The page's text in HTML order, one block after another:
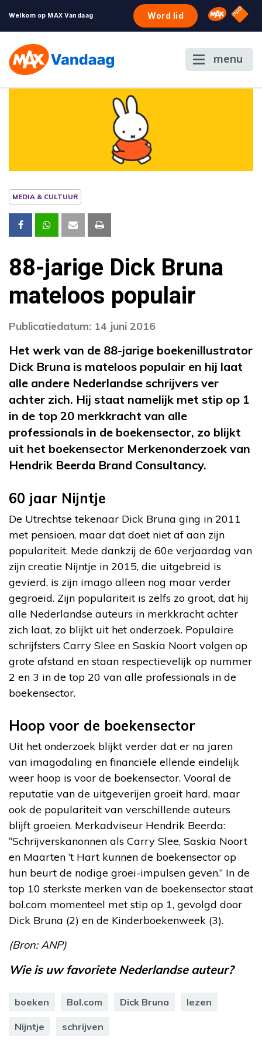
Welkom op MAX Vandaag Word lid Omroep
NPO
menu
MEDIA & CULTUUR
88-jarige Dick Bruna
mateloos populair
Publicatiedatum: 14 juni 2016
Het werk van de 88-jarige boekenillustrator
Dick Bruna is mateloos populair en hij laat
alle andere Nederlandse schrijvers ver
achter zich. Hij staat namelijk met stip op 1
in de top 20 merkkracht van alle
professionals in de boekensector, zo blijkt
uit het boekensector Merkenonderzoek van
Hendrik Beerda Brand Consultancy.
60 jaar Nijntje
De Utrechtse tekenaar Dick Bruna ging in 2011
met pensioen, maar dat doet niet af aan zijn
populariteit. Mede dankzij de 60e verjaardag van
zijn creatie Nijntje in 2015, die uitgebreid is
gevierd, is zijn imago alleen nog maar verder
gegroeid. Zijn populariteit is zelfs zo groot, dat hij
alle Nederlandse auteurs in merkkracht achter
zich laat, zo blijkt uit het onderzoek. Populaire
schrijfsters Carry Slee en Saskia Noort volgen op
grote afstand en staan respectievelijk op nummer
2 en 3 in de top 20 van alle professionals in de
boekensector.
Hoop voor de boekensector
Uit het onderzoek blijkt verder dat er na jaren
van imagodaling en financiële ellende eindelijk
weer hoop is voor de boekensector. Vooral de
reputatie van de uitgeverijen groeit hard, maar
ook de populariteit van verschillende auteurs
blijft groeien. Merkadviseur Hendrik Beerda:
“Schrijverskanonnen als Carry Slee, Saskia Noort
en Maarten ’t Hart kunnen de boekensector op
hun beurt de nodige groei-impulsen geven.” In de
top 10 sterkste merken van de boekensector staat
bol.com momenteel met stip op 1, gevolgd door
Dick Bruna (2) en de Kinderboekenweek (3).
(Bron: ANP)
Wie is uw favoriete Nederlandse auteur?
boeken Bol.com Dick Bruna lezen
Nijntje schrijven